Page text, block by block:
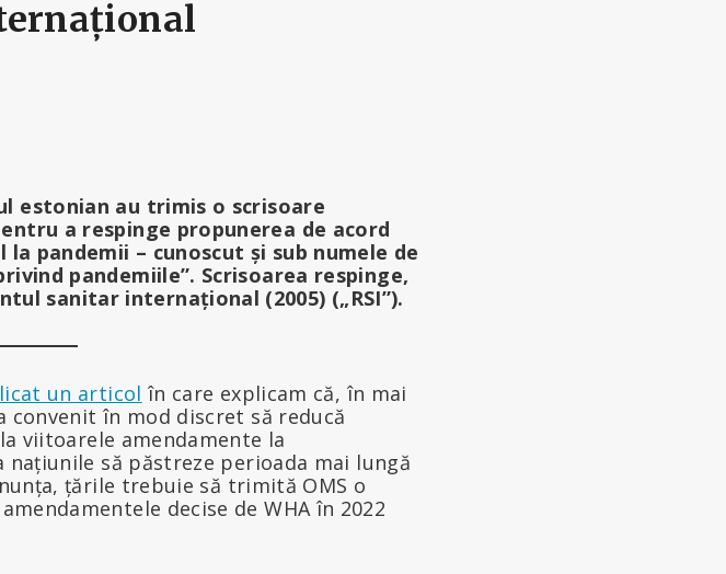
estonian au trimis o scrisoare
a respinge propunerea de acord
pandemii – cunoscut și sub numele de
pandemiile”. Scrisoarea respinge,
sanitar internațional (2005) („RSI”).
un articol în care explicam că, în mai
convenit în mod discret să reducă
viitoarele amendamente la
să păstreze perioada mai lungă
țările trebuie să trimită OMS o
decise de WHA în 2022